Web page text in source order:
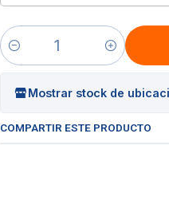
Cantidad
Mostrar stock de
COMPARTIR ESTE PRODUCTO